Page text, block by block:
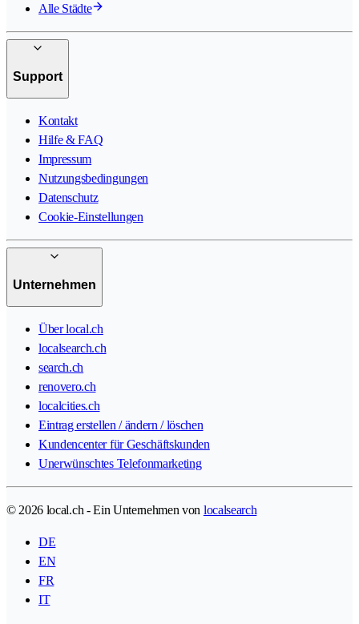
Alle Städte
Support
Kontakt
Hilfe & FAQ
Impressum
Nutzungsbedingungen
Datenschutz
Cookie-Einstellungen
Unternehmen
Über local.ch
localsearch.ch
search.ch
renovero.ch
localcities.ch
Eintrag erstellen / ändern / löschen
Kundencenter für Geschäftskunden
Unerwünschtes Telefonmarketing
© 2026 local.ch - Ein Unternehmen von localsearch
DE
EN
FR
IT